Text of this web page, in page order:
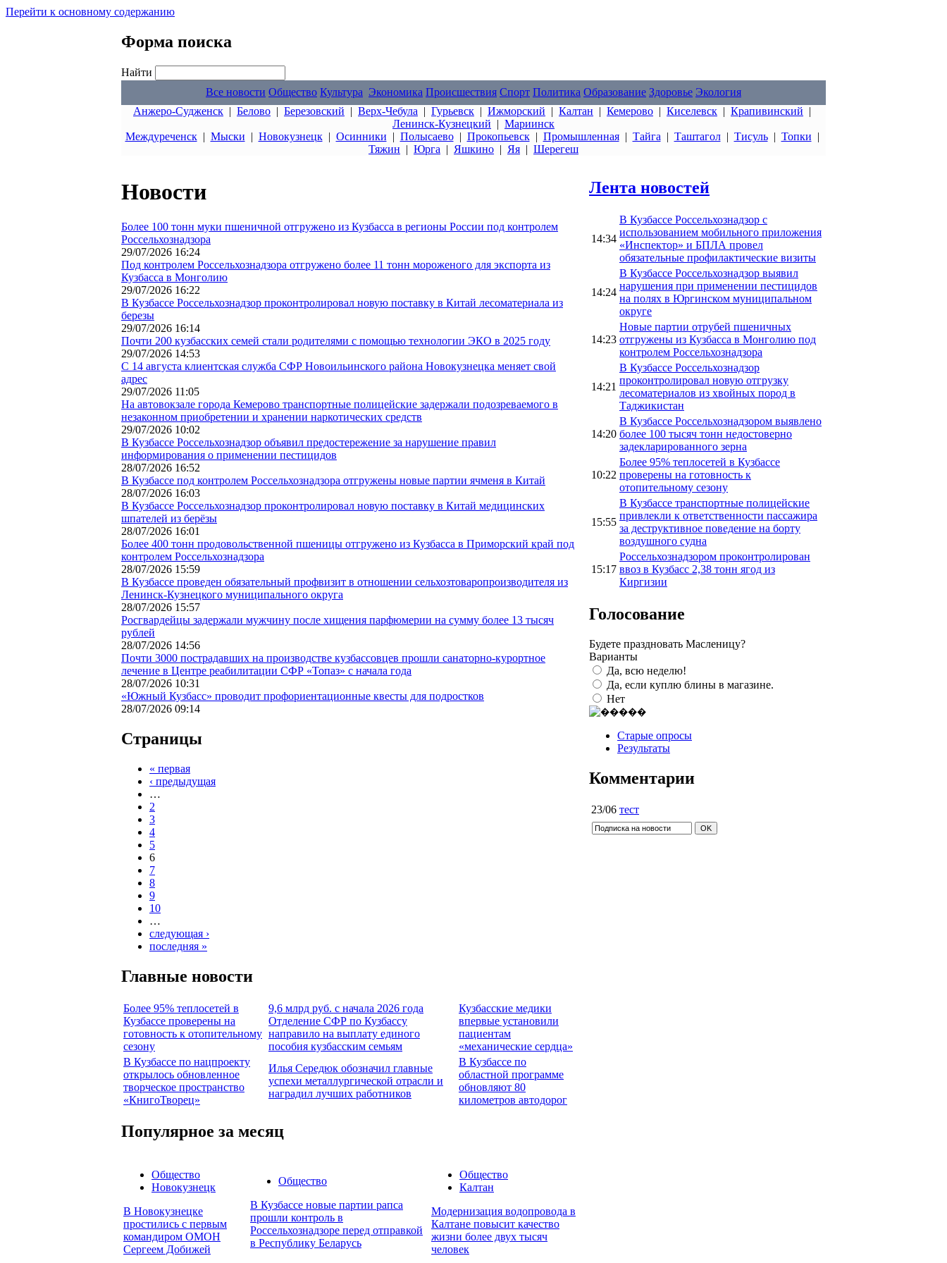
Перейти к основному содержанию
Форма поиска
Найти
Все новости Общество Культура Экономика Происшествия Спорт Политика Образование Здоровье Экология
Анжеро-Судженск | Белово | Березовский | Верх-Чебула | Гурьевск | Ижморский | Калтан | Кемерово | Киселевск | Крапивинский |
Ленинск-Кузнецкий | Мариинск
Междуреченск| Мыски | Новокузнецк| Осинники | Полысаево| Прокопьевск| Промышленная| Тайга | Таштагол| Тисуль| Топки |
Тяжин | Юрга | Яшкино | Яя | Шерегеш
Новости
Более 100 тонн муки пшеничной отгружено из Кузбасса в регионы России под контролем
Россельхознадзора
29/07/2026 16:24
Под контролем Россельхознадзора отгружено более 11 тонн мороженого для экспорта из
Кузбасса в Монголию
29/07/2026 16:22
В Кузбассе Россельхознадзор проконтролировал новую поставку в Китай лесоматериала из
березы
29/07/2026 16:14
Почти 200 кузбасских семей стали родителями с помощью технологии ЭКО в 2025 году
29/07/2026 14:53
С 14 августа клиентская служба СФР Новоильинского района Новокузнецка меняет свой
адрес
29/07/2026 11:05
На автовокзале города Кемерово транспортные полицейские задержали подозреваемого в
незаконном приобретении и хранении наркотических средств
29/07/2026 10:02
В Кузбассе Россельхознадзор объявил предостережение за нарушение правил
информирования о применении пестицидов
28/07/2026 16:52
В Кузбассе под контролем Россельхознадзора отгружены новые партии ячменя в Китай
28/07/2026 16:03
В Кузбассе Россельхознадзор проконтролировал новую поставку в Китай медицинских
шпателей из берёзы
28/07/2026 16:01
Более 400 тонн продовольственной пшеницы отгружено из Кузбасса в Приморский край под
контролем Россельхознадзора
28/07/2026 15:59
В Кузбассе проведен обязательный профвизит в отношении сельхозтоваропроизводителя из
Ленинск-Кузнецкого муниципального округа
28/07/2026 15:57
Росгвардейцы задержали мужчину после хищения парфюмерии на сумму более 13 тысяч
рублей
28/07/2026 14:56
Почти 3000 пострадавших на производстве кузбассовцев прошли санаторно-курортное
лечение в Центре реабилитации СФР «Топаз» с начала года
28/07/2026 10:31
«Южный Кузбасс» проводит профориентационные квесты для подростков
28/07/2026 09:14
Страницы
« первая
‹ предыдущая
…
2
3
4
5
6
7
8
9
10
…
следующая ›
последняя »
Главные новости
Более 95% теплосетей в
Кузбассе проверены на
готовность к отопительному
сезону
9,6 млрд руб. с начала 2026 года
Отделение СФР по Кузбассу
направило на выплату единого
пособия кузбасским семьям
Кузбасские медики
впервые установили
пациентам
«механические сердца»
В Кузбассе по нацпроекту
открылось обновленное
творческое пространство
«КнигоТворец»
Илья Середюк обозначил главные
успехи металлургической отрасли и
наградил лучших работников
В Кузбассе по
областной программе
обновляют 80
километров автодорог
Популярное за месяц
Общество
Новокузнецк
В Новокузнецке
простились с первым
командиром ОМОН
Сергеем Добижей
Общество
В Кузбассе новые партии рапса
прошли контроль в
Россельхознадзоре перед отправкой
в Республику Беларусь
Общество
Калтан
Модернизация водопровода в
Калтане повысит качество
жизни более двух тысяч
человек
Лента новостей
14:34
В Кузбассе Россельхознадзор с
использованием мобильного приложения
«Инспектор» и БПЛА провел
обязательные профилактические визиты
14:24
В Кузбассе Россельхознадзор выявил
нарушения при применении пестицидов
на полях в Юргинском муниципальном
округе
14:23
Новые партии отрубей пшеничных
отгружены из Кузбасса в Монголию под
контролем Россельхознадзора
14:21
В Кузбассе Россельхознадзор
проконтролировал новую отгрузку
лесоматериалов из хвойных пород в
Таджикистан
14:20
В Кузбассе Россельхознадзором выявлено
более 100 тысяч тонн недостоверно
задекларированного зерна
10:22
Более 95% теплосетей в Кузбассе
проверены на готовность к
отопительному сезону
15:55
В Кузбассе транспортные полицейские
привлекли к ответственности пассажира
за деструктивное поведение на борту
воздушного судна
15:17
Россельхознадзором проконтролирован
ввоз в Кузбасс 2,38 тонн ягод из
Киргизии
Голосование
Будете праздновать Масленицу?
Варианты
Да, всю неделю!
Да, если куплю блины в магазине.
Нет
Старые опросы
Результаты
Комментарии
23/06 тест